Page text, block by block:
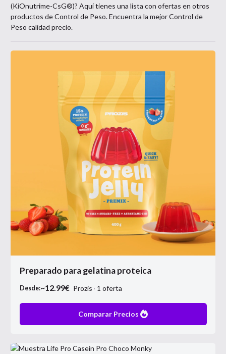
(KiOnutrime-CsG®)? Aquí tienes una lista con ofertas en otros
productos deControl de Peso. Encuentra la mejorControl de
Peso calidad precio.
Preparado para gelatina proteica
Desde:~12.99€ Prozis 1 oferta
Comparar Precios